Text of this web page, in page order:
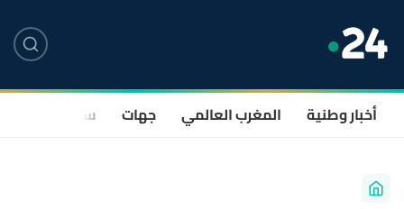
أخبار وطنية المغرب العالمي جهات سياسة